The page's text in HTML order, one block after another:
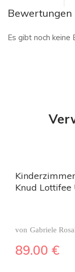
Bewertungen
Es gibt noch keine
Knud
von Gabriele
89.00 €